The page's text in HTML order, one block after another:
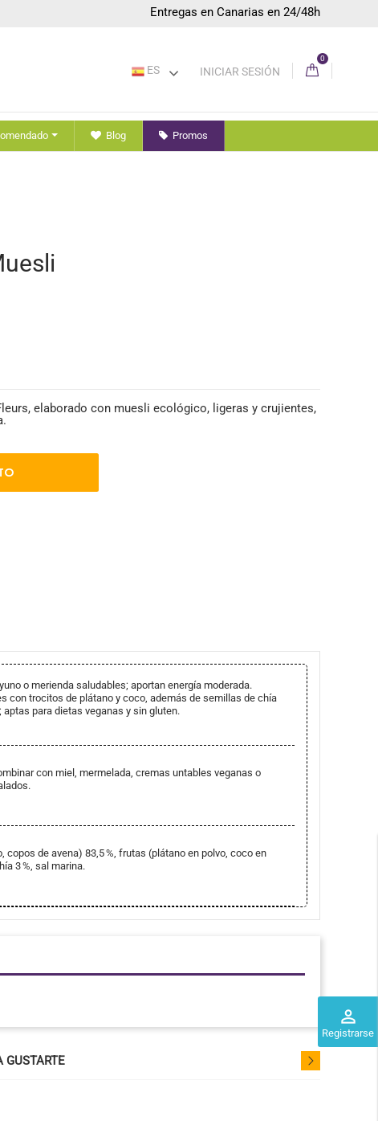
Entregas en Canarias en 24/48h
ES INICIAR SESIÓN
0
perm_identity
Registrarse
Blog Promos
elaborado con muesli ecológico, ligeras y crujientes,
o merienda saludables; aportan energía moderada.
con trocitos de plátano y coco, además de semillas de chía
aptas para dietas veganas y sin gluten.
con miel, mermelada, cremas untables veganas o
copos de avena) 83,5 %, frutas (plátano en polvo, coco en
3 %, sal marina.
GUSTARTE